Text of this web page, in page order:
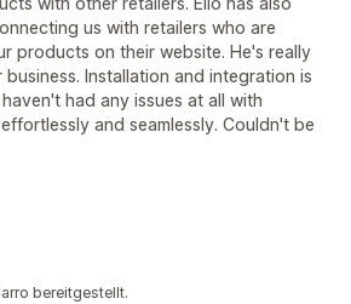
us with retailers who are
products on their website. He's really
Installation and integration is
had any issues at all with
and seamlessly. Couldn't be
bereitgestellt.